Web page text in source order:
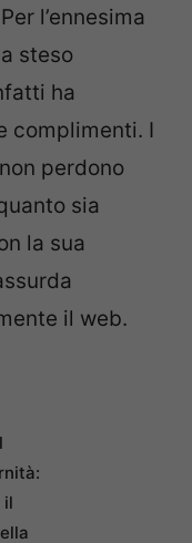
l’ennesima
steso
ha
complimenti. I
perdono
sia
la sua
il web.
il